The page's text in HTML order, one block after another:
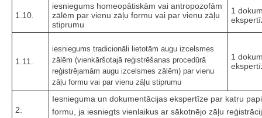
1.10.
iesniegums homeopātiskām vai antropozofām
zālēm par vienu zāļu formu vai par vienu zāļu
stiprumu
1
1.11.
iesniegums tradicionāli lietotām augu izcelsmes
zālēm (vienkāršotajā reģistrēšanas procedūrā
reģistrējamām augu izcelsmes zālēm) par vienu
zāļu formu vai par vienu zāļu stiprumu
1
2.
Iesnieguma un dokumentācijas ekspertīze par katru
formu, ja iesniegts vienlaikus ar sākotnējo zāļu